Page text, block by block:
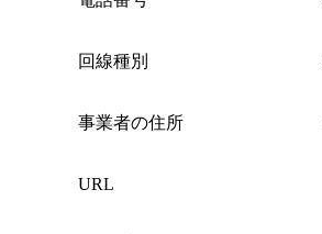
回線種別
事業者の住所
URL